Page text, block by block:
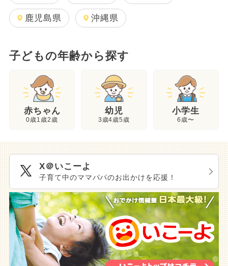
鹿児島県 沖縄県
子どもの年齢から探す
赤ちゃん
0歳1歳2歳
幼児
3歳4歳5歳
小学生
6歳〜
X＠いこーよ
子育て中のママパパのお出かけを応援！